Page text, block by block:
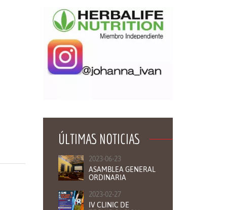
ÚLTIMAS NOTICIAS
2023-06-23
ASAMBLEA GENERAL
ORDINARIA
2023-02-27
IV CLINIC DE